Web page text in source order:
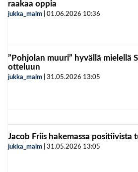
raakaa oppia
jukka_malm 01.06.2026 10:36
”Pohjolan muuri” hyvällä mielellä
otteluun
jukka_malm 31.05.2026 13:05
Jacob Friis hakemassa positiivista
jukka_malm 31.05.2026 13:05